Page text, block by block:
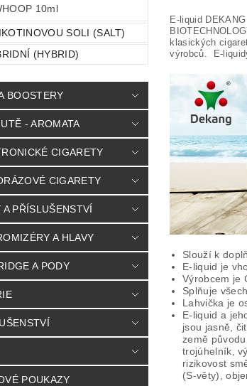
10ml
SOLI (SALT)
(HYBRID)
BOOSTERY
- AROMATA
CIGARETY
CIGARETY
A PŘÍSLUŠENSTVÍ
A HLAVY
A PODY
POUKAZY
E-liquid
klasických
výrobců. E-
Slouží k
E-liquid je
Výrobcem je
Splňuje
Lahvička je
E-liquid a
jsou jasně,
země
trojúhelník,
rizikovost
(S-věty),